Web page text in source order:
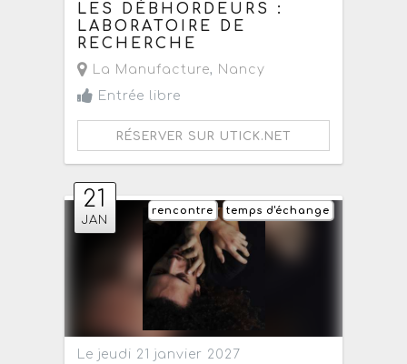
LES DÉBHORDEURS :
LABORATOIRE DE
RECHERCHE
La Manufacture, Nancy
Entrée libre
RÉSERVER SUR UTICK.NET
21
JAN
temps d'échange
rencontre
Le jeudi 21 janvier 2027